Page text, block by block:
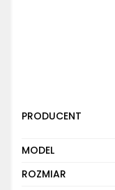
PRODUCENT
MODEL
ROZMIAR